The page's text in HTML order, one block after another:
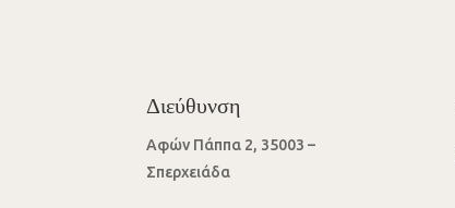
Διεύθυνση
Αφών Πάππα 2, 35003 –
Σπερχειάδα